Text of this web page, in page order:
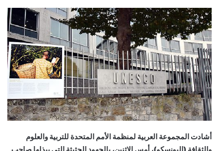
إلكترونيا
أشادت المجموعة العربية لمنظمة الأمم المتحدة للتربية والعلوم